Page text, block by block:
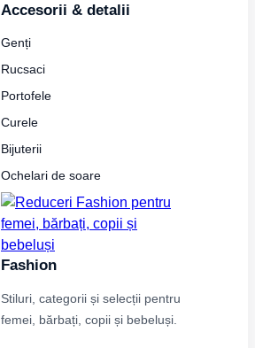
Accesorii & detalii
Genți
Rucsaci
Portofele
Curele
Bijuterii
Ochelari de soare
Fashion
Stiluri, categorii și selecții pentru
femei, bărbați, copii și bebeluși.